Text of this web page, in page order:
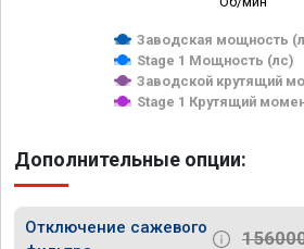
Заводская мощность
Stage 1 Мощность (лс)
Заводской крутящий
Stage 1 Крутящий
Дополнительные опции:
Отключение сажевого